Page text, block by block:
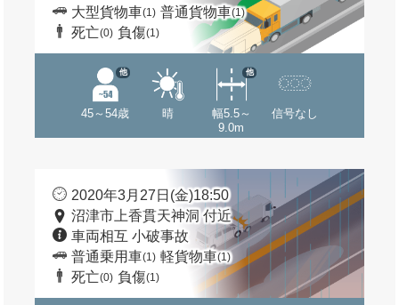
大型貨物車(1) 普通貨物車(1)
死亡(0) 負傷(1)
45～54歳
他
晴
幅5.5～
9.0m
他
信号なし
2020年3月27日(金)18:50
沼津市上香貫天神洞 付近
車両相互 小破事故
普通乗用車(1) 軽貨物車(1)
死亡(0) 負傷(1)